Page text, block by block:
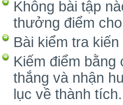
Không bài tập
thưởng điểm
Bài kiểm tra
Kiếm điểm
thắng và nhận
lục về thành tích.